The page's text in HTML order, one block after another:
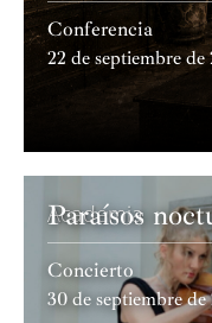
Conferencia
22 de septiembre de
Academia
Paraísos
Concierto
30 de septiembre de